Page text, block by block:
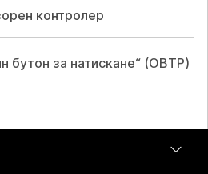
контролер
бутон за натискане“ (OBTP)